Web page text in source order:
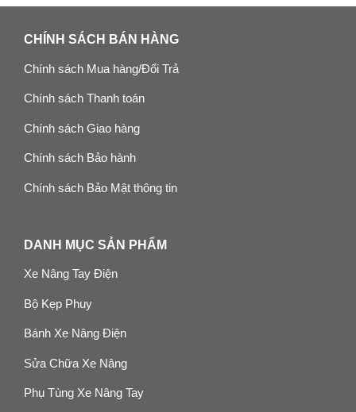
CHÍNH SÁCH BÁN HÀNG
Chính sách Mua hàng/Đổi Trả
Chính sách Thanh toán
Chính sách Giao hàng
Chính sách Bảo hành
Chính sách Bảo Mật thông tin
DANH MỤC SẢN PHẨM
Xe Nâng Tay Điện
Bộ Kẹp Phuy
Bánh Xe Nâng Điện
Sửa Chữa Xe Nâng
Phụ Tùng Xe Nâng Tay